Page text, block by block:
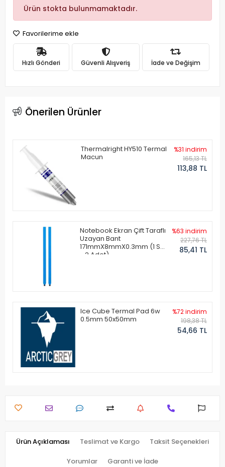
Ürün stokta bulunmamaktadır.
Favorilerime ekle
Hızlı Gönderi Güvenli Alışveriş İade ve Değişim
Önerilen Ürünler
Thermalright HY510 Termal
Macun
%31 indirim
165,13 TL
113,88 TL
Notebook Ekran Çift Taraflı
Uzayan Bant
171mmX8mmX0.3mm (1 Set
- 2 Adet)
%63 indirim
227,76 TL
85,41 TL
Ice Cube Termal Pad 6w
0.5mm 50x50mm
%72 indirim
198,38 TL
54,66 TL
Ürün Açıklaması Teslimat ve Kargo Taksit Seçenekleri
Yorumlar Garanti ve İade